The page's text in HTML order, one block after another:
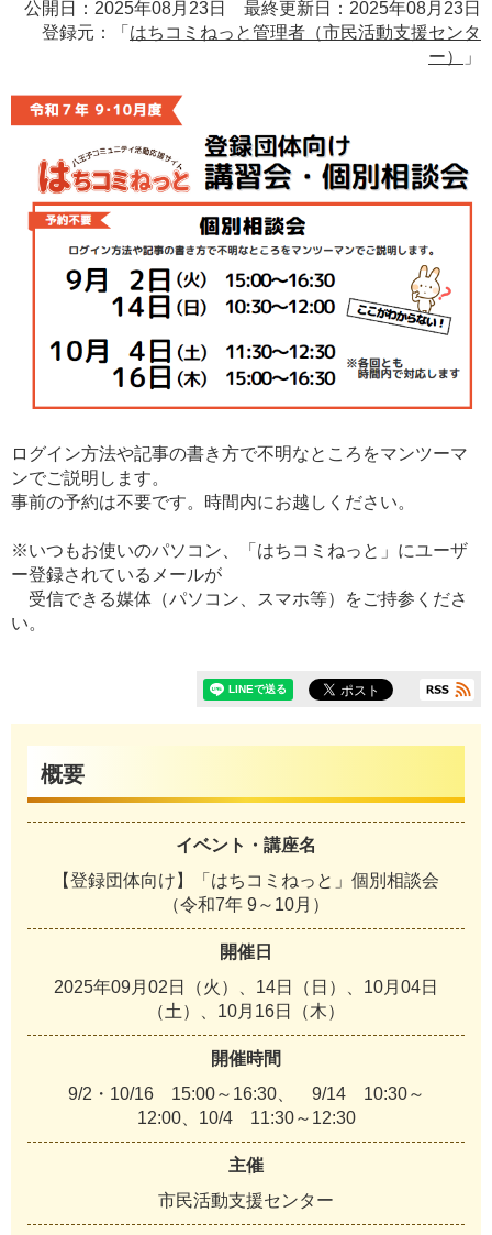
公開日：2025年08月23日 最終更新日：2025年08月23日
登録元：「 はちコミねっと管理者（市民活動支援センタ
ー）
」
ログイン方法や記事の書き方で不明なところをマンツーマ
ンでご説明します。
事前の予約は不要です。時間内にお越しください。
※いつもお使いのパソコン、「はちコミねっと」にユーザ
ー登録されているメールが
受信できる媒体（パソコン、スマホ等）をご持参くださ
い。
概要
イベント・講座名
【登録団体向け】「はちコミねっと」個別相談会
（令和7年 9～10月）
開催日
2025年09月02日（火）、14日（日）、10月04日
（土）、10月16日（木）
開催時間
9/2・10/16 15:00～16:30、 9/14 10:30～
12:00、10/4 11:30～12:30
主催
市民活動支援センター